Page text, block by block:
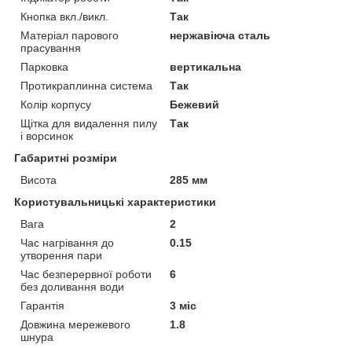
Кнопка вкл./викл.
Так
Матеріал парового
прасування
нержавіюча сталь
Парковка
вертикальна
Протикраплинна система
Так
Колір корпусу
Бежевий
Щітка для видалення пилу
і ворсинок
Так
Габаритні розміри
Висота
285 мм
Користувальницькі характеристики
Вага
2
Час нагрівання до
утворення пари
0.15
Час безперервної роботи
без доливання води
6
Гарантія
3 міс
Довжина мережевого
шнура
1.8